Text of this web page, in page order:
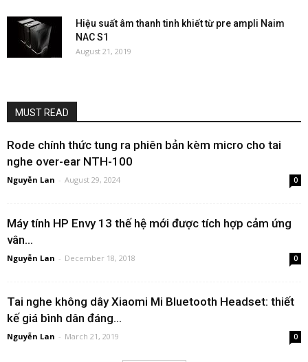
Hiệu suất âm thanh tinh khiết từ pre ampli Naim
NAC S1
August 21, 2019
MUST READ
Rode chính thức tung ra phiên bản kèm micro cho tai
nghe over-ear NTH-100
Nguyễn Lan - August 29, 2024 0
Máy tính HP Envy 13 thế hệ mới được tích hợp cảm ứng
vân...
Nguyễn Lan - December 18, 2018 0
Tai nghe không dây Xiaomi Mi Bluetooth Headset: thiết
kế giá bình dân đáng...
Nguyễn Lan - March 21, 2019 0